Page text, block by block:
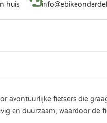
huis
avontuurlijke fietsers die
en duurzaam, waardoor de